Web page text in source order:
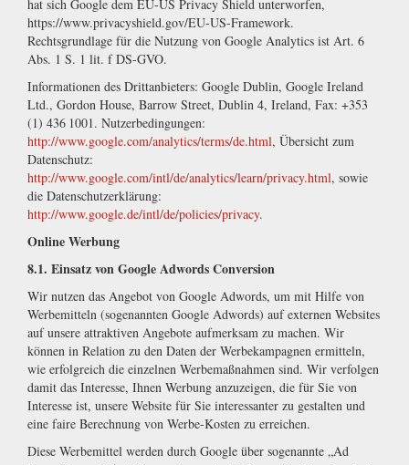
hat sich Google dem EU-US Privacy Shield unterworfen,
https://www.privacyshield.gov/EU-US-Framework.
Rechtsgrundlage für die Nutzung von Google Analytics ist Art. 6
Abs. 1 S. 1 lit. f DS-GVO.
Informationen des Drittanbieters: Google Dublin, Google Ireland
Ltd., Gordon House, Barrow Street, Dublin 4, Ireland, Fax: +353
(1) 436 1001. Nutzerbedingungen:
http://www.google.com/analytics/terms/de.html, Übersicht zum
Datenschutz:
http://www.google.com/intl/de/analytics/learn/privacy.html, sowie
die Datenschutzerklärung:
http://www.google.de/intl/de/policies/privacy.
Online Werbung
8.1. Einsatz von Google Adwords Conversion
Wir nutzen das Angebot von Google Adwords, um mit Hilfe von
Werbemitteln (sogenannten Google Adwords) auf externen Websites
auf unsere attraktiven Angebote aufmerksam zu machen. Wir
können in Relation zu den Daten der Werbekampagnen ermitteln,
wie erfolgreich die einzelnen Werbemaßnahmen sind. Wir verfolgen
damit das Interesse, Ihnen Werbung anzuzeigen, die für Sie von
Interesse ist, unsere Website für Sie interessanter zu gestalten und
eine faire Berechnung von Werbe-Kosten zu erreichen.
Diese Werbemittel werden durch Google über sogenannte „Ad